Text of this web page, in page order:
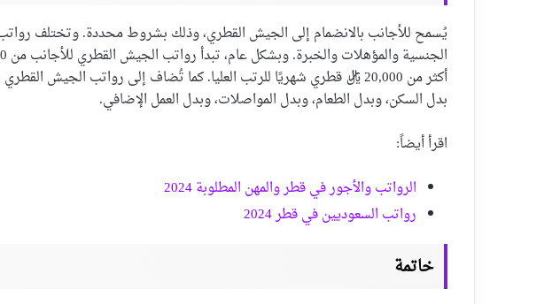
يُسمح للأجانب بالانضمام إلى الجيش القطري، وذلك بشروط محددة. وتختلف
أكثر من 20,000 ريال قطري شهريًا للرتب العليا. كما تُضاف إلى رواتب الجيش
بدل السكن، وبدل الطعام، وبدل المواصلات، وبدل العمل الإضافي.
اقرأ أيضاً:
الرواتب والأجور في قطر والمهن المطلوبة 2024
رواتب السعوديين في قطر 2024
خاتمة